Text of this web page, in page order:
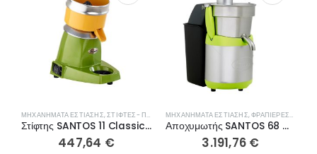
ΜΗΧΑΝΉΜΑΤΑ ΕΣΤΊΑΣΗΣ,ΣΤΊΦΤΕΣ- ΠΡΈΣΕΣ ΠΟΡΤΟΚΑΛΙΏΝ
Στίφτης SANTOS 11 Classic για εσπεριδοειδή
447,64 €
ΜΗΧΑΝΉΜΑΤΑ ΕΣΤΊΑΣΗΣ,ΦΡΑΠΙΈΡΕΣ- ΜΠΛΈΝΤΕΡ- ΑΠΟΧΥΜΩΤΈΣ
Αποχυμωτής SANTOS 68 Miracle Edition
3.191,76 €